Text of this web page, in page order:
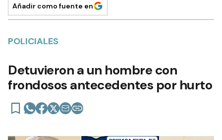
Añadir como fuente en
POLICIALES
Detuvieron a un hombre con
frondosos antecedentes por hurto